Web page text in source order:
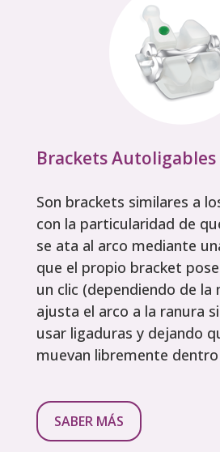
Brackets Autoligables
Son brackets similares a
con la particularidad de
se ata al arco mediante
que el propio bracket
un clic (dependiendo de la
ajusta el arco a la ranura
usar ligaduras y dejando
muevan libremente
SABER MÁS